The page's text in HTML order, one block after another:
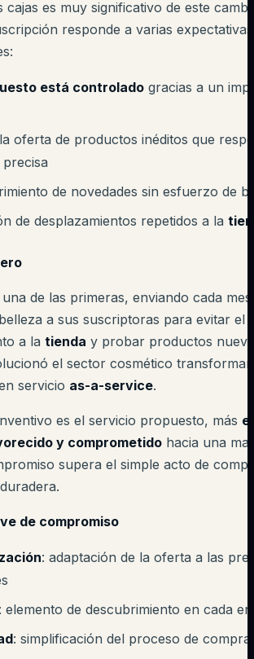
cajas es muy significativo de este
responde a varias expectativas
está controlado gracias a un
oferta de productos inéditos que
precisa
de novedades sin esfuerzo de
de desplazamientos repetidos a la
de las primeras, enviando cada
a sus suscriptoras para evitar el
a la tienda y probar productos
el sector cosmético
servicio as-a-service.
es el servicio propuesto, más
y comprometido hacia una
supera el simple acto de
de compromiso
: adaptación de la oferta a las
: elemento de descubrimiento en cada
: simplificación del proceso de compra